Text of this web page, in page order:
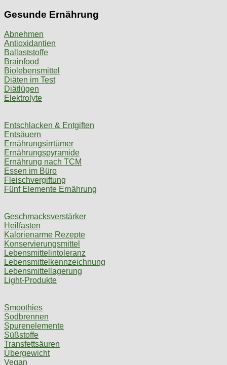
Gesunde Ernährung
Abnehmen
Antioxidantien
Ballaststoffe
Brainfood
Biolebensmittel
Diäten im Test
Diätlügen
Elektrolyte
Entschlacken & Entgiften
Entsäuern
Ernährungsirrtümer
Ernährungspyramide
Ernährung nach TCM
Essen im Büro
Fleischvergiftung
Fünf Elemente Ernährung
Geschmacksverstärker
Heilfasten
Kalorienarme Rezepte
Konservierungsmittel
Lebensmittelintoleranz
Lebensmittelkennzeichnung
Lebensmittellagerung
Light-Produkte
Smoothies
Sodbrennen
Spurenelemente
Süßstoffe
Transfettsäuren
Übergewicht
Vegan